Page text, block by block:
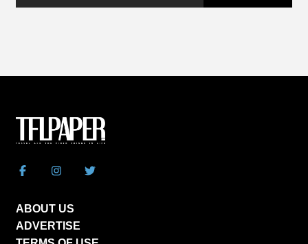
ABOUT US
ADVERTISE